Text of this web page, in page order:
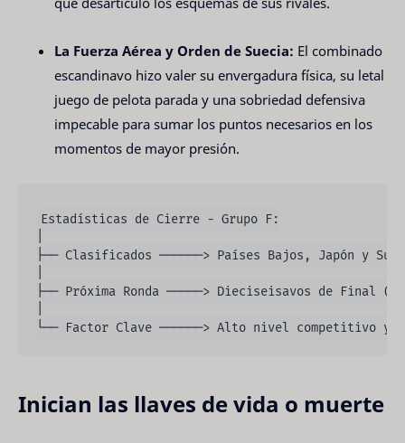
La Fuerza Aérea y Orden de Suecia: El combinado
escandinavo hizo valer su envergadura física, su letal
juego de pelota parada y una sobriedad defensiva
impecable para sumar los puntos necesarios en los
momentos de mayor presión.
Estadísticas de Cierre - Grupo F:
├── Clasificados ──────> Países Bajos, Japón y
├── Próxima Ronda ─────> Dieciseisavos de Final
Inician las llaves de vida o muerte